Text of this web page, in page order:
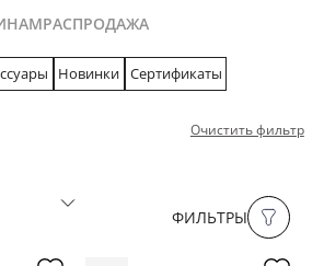
РАСПРОДАЖА
Новинки Сертификаты
Очистить фильтр
ФИЛЬТРЫ